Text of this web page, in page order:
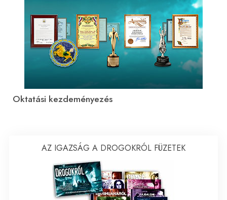
Oktatási kezdeményezés
AZ IGAZSÁG A DROGOKRÓL FÜZETEK